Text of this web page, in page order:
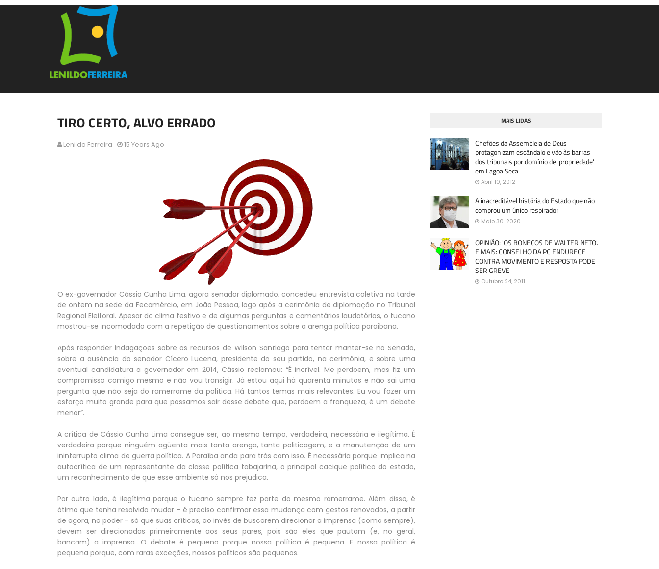
TIRO CERTO, ALVO ERRADO
Lenildo Ferreira 15 Years Ago
O ex-governador Cássio Cunha Lima, agora senador diplomado, concedeu entrevista coletiva na tarde
de ontem na sede da Fecomércio, em João Pessoa, logo após a cerimônia de diplomação no Tribunal
Regional Eleitoral. Apesar do clima festivo e de algumas perguntas e comentários laudatórios, o tucano
mostrou-se incomodado com a repetição de questionamentos sobre a arenga política paraibana.
Após responder indagações sobre os recursos de Wilson Santiago para tentar manter-se no Senado,
sobre a ausência do senador Cícero Lucena, presidente do seu partido, na cerimônia, e sobre uma
eventual candidatura a governador em 2014, Cássio reclamou: “É incrível. Me perdoem, mas fiz um
compromisso comigo mesmo e não vou transigir. Já estou aqui há quarenta minutos e não sai uma
pergunta que não seja do ramerrame da política. Há tantos temas mais relevantes. Eu vou fazer um
esforço muito grande para que possamos sair desse debate que, perdoem a franqueza, é um debate
menor”.
A crítica de Cássio Cunha Lima consegue ser, ao mesmo tempo, verdadeira, necessária e ilegítima. É
verdadeira porque ninguém agüenta mais tanta arenga, tanta politicagem, e a manutenção de um
ininterrupto clima de guerra política. A Paraíba anda para trás com isso. É necessária porque implica na
autocrítica de um representante da classe política tabajarina, o principal cacique político do estado,
um reconhecimento de que esse ambiente só nos prejudica.
Por outro lado, é ilegítima porque o tucano sempre fez parte do mesmo ramerrame. Além disso, é
ótimo que tenha resolvido mudar – é preciso confirmar essa mudança com gestos renovados, a partir
de agora, no poder – só que suas críticas, ao invés de buscarem direcionar a imprensa (como sempre),
devem ser direcionadas primeiramente aos seus pares, pois são eles que pautam (e, no geral,
bancam) a imprensa. O debate é pequeno porque nossa política é pequena. E nossa política é
pequena porque, com raras exceções, nossos políticos são pequenos.
MAIS LIDAS
Chefões da Assembleia de Deus
protagonizam escândalo e vão às barras
dos tribunais por domínio de 'propriedade'
em Lagoa Seca
Abril 10, 2012
A inacreditável história do Estado que não
comprou um único respirador
Maio 30, 2020
OPINIÃO: 'OS BONECOS DE WALTER NETO'.
E MAIS: CONSELHO DA PC ENDURECE
CONTRA MOVIMENTO E RESPOSTA PODE
SER GREVE
Outubro 24, 2011